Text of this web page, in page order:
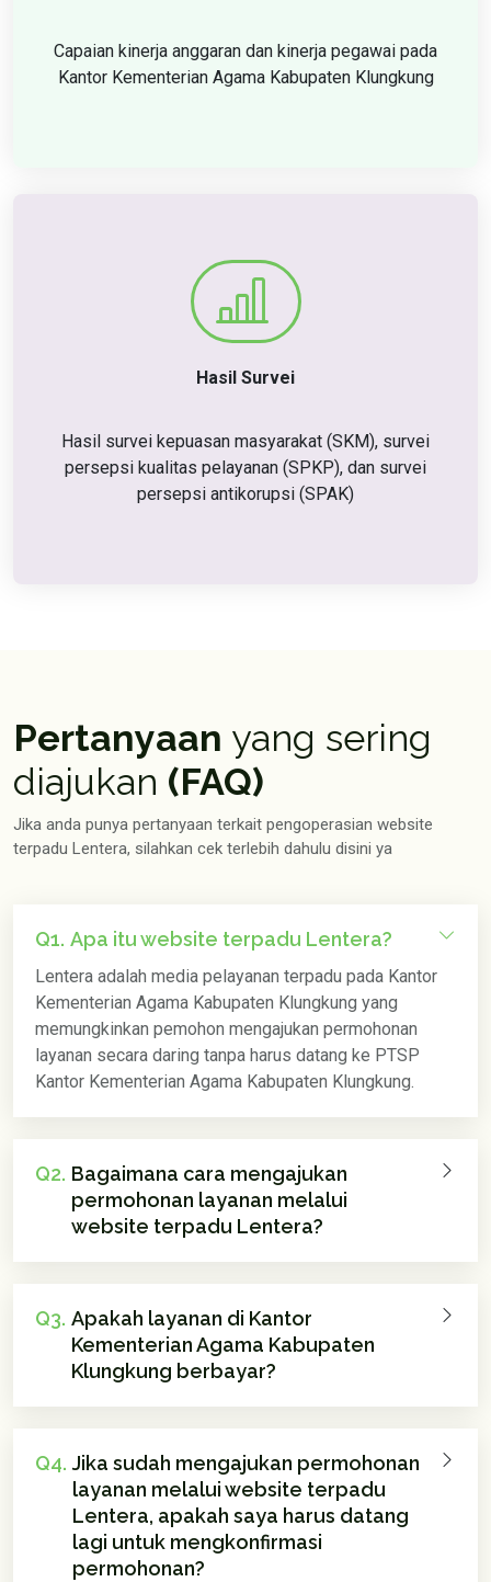
Capaian kinerja anggaran dan kinerja pegawai pada
Kantor Kementerian Agama Kabupaten Klungkung
Hasil Survei
Hasil survei kepuasan masyarakat (SKM), survei
persepsi kualitas pelayanan (SPKP), dan survei
persepsi antikorupsi (SPAK)
Pertanyaan yang sering
diajukan (FAQ)
Jika anda punya pertanyaan terkait pengoperasian website
terpadu Lentera, silahkan cek terlebih dahulu disini ya
Q1. Apa itu website terpadu Lentera?
Lentera adalah media pelayanan terpadu pada Kantor
Kementerian Agama Kabupaten Klungkung yang
memungkinkan pemohon mengajukan permohonan
layanan secara daring tanpa harus datang ke PTSP
Kantor Kementerian Agama Kabupaten Klungkung.
Q2. Bagaimana cara mengajukan
permohonan layanan melalui
website terpadu Lentera?
Q3. Apakah layanan di Kantor
Kementerian Agama Kabupaten
Klungkung berbayar?
Q4. Jika sudah mengajukan permohonan
layanan melalui website terpadu
Lentera, apakah saya harus datang
lagi untuk mengkonfirmasi
permohonan?